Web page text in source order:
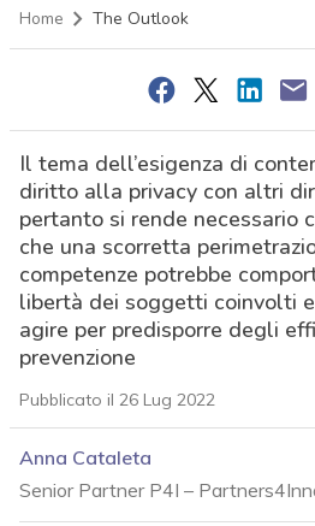
Home The Outlook
Il tema dell’esigenza di
diritto alla privacy con altri
pertanto si rende necessario
che una scorretta
competenze potrebbe
libertà dei soggetti coinvolti
agire per predisporre degli
prevenzione
Pubblicato il 26 Lug 2022
Anna Cataleta
Senior Partner P4I –